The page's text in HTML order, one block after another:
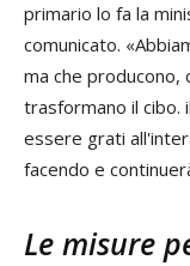
primario lo fa la
comunicato.
ma che producono,
trasformano il cibo.
essere grati
facendo e
Le misure